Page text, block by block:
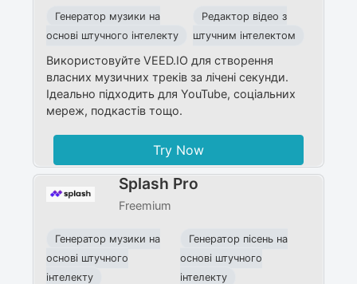
Генератор музики на
основі штучного інтелекту
Редактор відео з
штучним інтелектом
Використовуйте VEED.IO для створення
власних музичних треків за лічені секунди.
Ідеально підходить для YouTube, соціальних
мереж, подкастів тощо.
Try Now
Splash Pro
Freemium
Генератор музики на
основі штучного
інтелекту
Генератор пісень на
основі штучного
інтелекту